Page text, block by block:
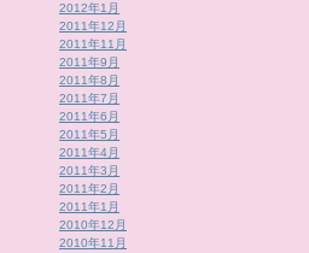
2012年1月
2011年12月
2011年11月
2011年9月
2011年8月
2011年7月
2011年6月
2011年5月
2011年4月
2011年3月
2011年2月
2011年1月
2010年12月
2010年11月